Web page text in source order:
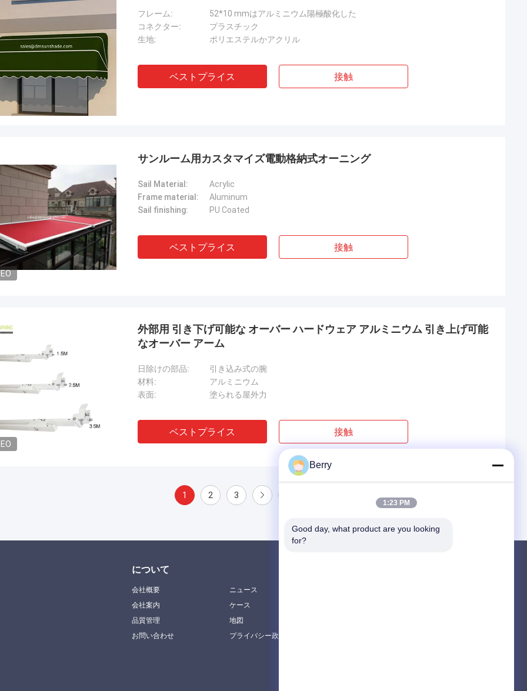
フレーム:
52*10 mmはアルミニウム陽極酸化した
コネクター:
プラスチック
生地:
ポリエステルかアクリル
ベストプライス 接触
サンルーム用カスタマイズ電動格納式オーニング
Sail Material:
Acrylic
Frame material:
Aluminum
Sail finishing:
PU Coated
ベストプライス 接触
外部用 引き下げ可能な オーバー ハードウェア アルミニウム 引き上げ可能
なオーバー アーム
日除けの部品:
引き込み式の腕
材料:
アルミニウム
表面:
塗られる屋外力
ベストプライス 接触
1 2 3
について
会社概要
会社案内
品質管理
お問い合わせ
ニュース
ケース
地図
プライバシー政策
Berry
1:23 PM
Good day, what product are you looking
for?